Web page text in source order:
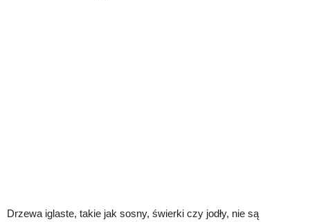
Drzewa iglaste, takie jak sosny, świerki czy jodły, nie są